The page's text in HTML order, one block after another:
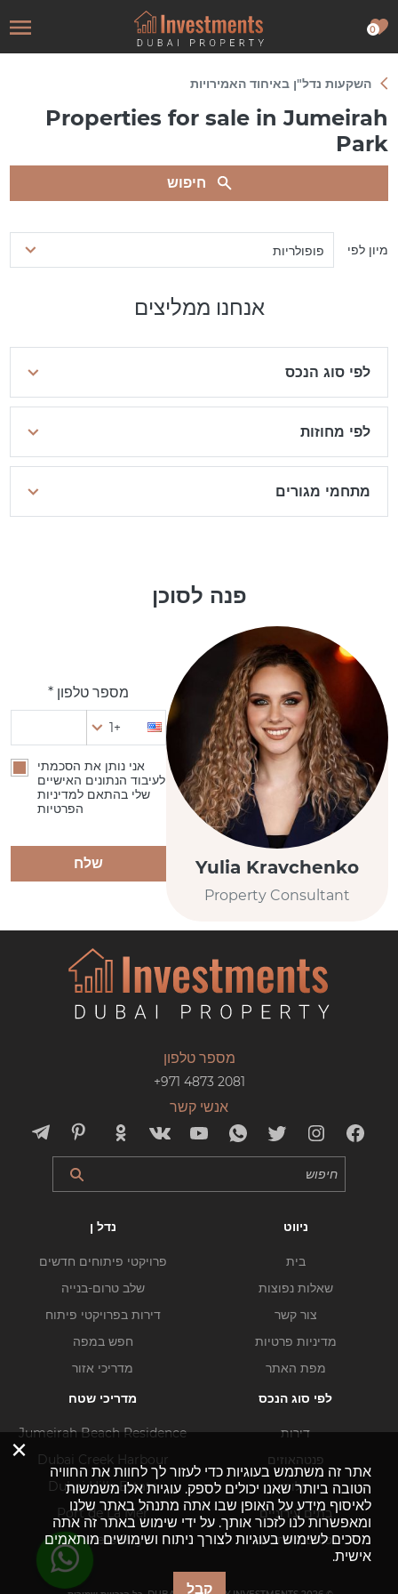
0
השקעות נדל"ן באיחוד האמירויות
Properties for sale in Jumeirah
Park
חיפוש
מיון לפי פופולריות
אנחנו ממליצים
לפי סוג הנכס
לפי מחוזות
מתחמי מגורים
פנה לסוכן
Yulia Kravchenko
Property Consultant
מספר טלפון *
+1
אני נותן את הסכמתי
לעיבוד הנתונים האישיים
שלי בהתאם למדיניות
הפרטיות
שלח
מספר טלפון
+971 4873 2081
אנשי קשר
ניווט
בית
שאלות נפוצות
צור קשר
מדיניות פרטיות
מפת האתר
נדל ן
פרויקטי פיתוחים חדשים
שלב טרום-בנייה
דירות בפרויקטי פיתוח
חפש במפה
מדריכי אזור
לפי סוג הנכס
דירות
פנטהאוזים
וילות
בתים עירוניים
נכסים מסחריים
מדריכי שטח
Jumeirah Beach Residence
Dubai Creek Harbour
Dubai Hills Estate
Port de La Mer
Business Bay
×
אתר זה משתמש בעוגיות כדי לעזור לך לחוות את החוויה
הטובה ביותר שאנו יכולים לספק. עוגיות אלו משמשות
לאיסוף מידע על האופן שבו אתה מתנהל באתר שלנו
ומאפשרות לנו לזכור אותך. על ידי שימוש באתר זה אתה
מסכים לשימוש בעוגיות לצורך ניתוח ושימושים מותאמים
אישית.
קבל